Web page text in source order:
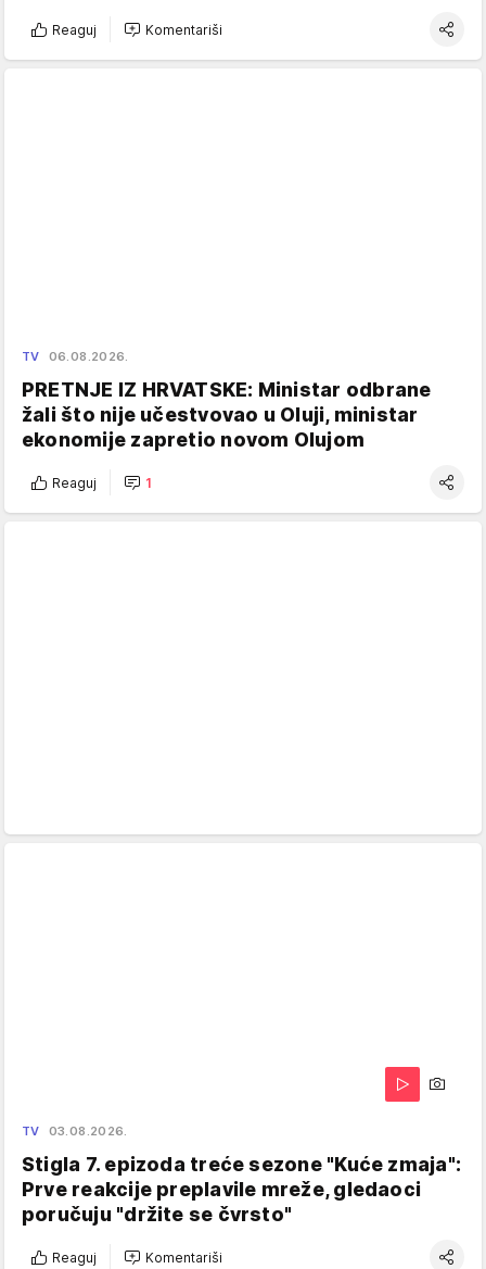
Reaguj Komentariši
TV 06.08.2026.
PRETNJE IZ HRVATSKE: Ministar odbrane
žali što nije učestvovao u Oluji, ministar
ekonomije zapretio novom Olujom
Reaguj 1
TV 03.08.2026.
Stigla 7. epizoda treće sezone "Kuće zmaja":
Prve reakcije preplavile mreže, gledaoci
poručuju "držite se čvrsto"
Reaguj Komentariši